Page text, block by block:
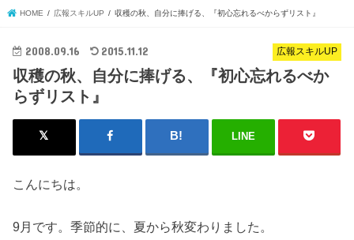
HOME 広報スキルUP 収穫の秋、自分に捧げる、『初心忘れるべからずリスト』
広報スキルUP
2008.09.16 2015.11.12
収穫の秋、自分に捧げる、『初心忘れるべか
らずリスト』
LINE
こんにちは。
9月です。季節的に、夏から秋変わりました。